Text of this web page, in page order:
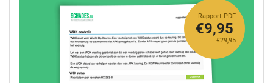
Rapport PDF
€29,95
€9,95